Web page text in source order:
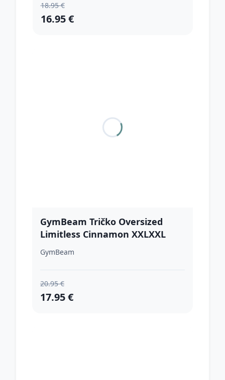
18.95 €
16.95 €
GymBeam Tričko Oversized
Limitless Cinnamon XXLXXL
GymBeam
20.95 €
17.95 €